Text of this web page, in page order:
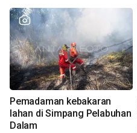
Pemadaman kebakaran
lahan di Simpang Pelabuhan
Dalam